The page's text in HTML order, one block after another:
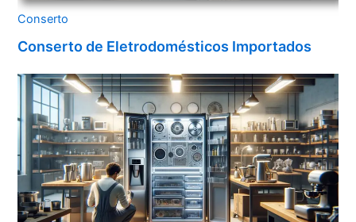
Conserto
Conserto de Eletrodomésticos Importados